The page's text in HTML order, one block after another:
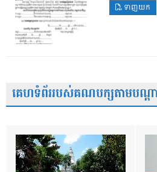
ទាញយក
គេហទំព័ររបស់គណបក្សតាមបណ្តារ